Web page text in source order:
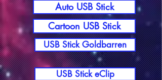
Auto USB Stick
Cartoon USB Stick
USB Stick Goldbarren
USB Stick eClip